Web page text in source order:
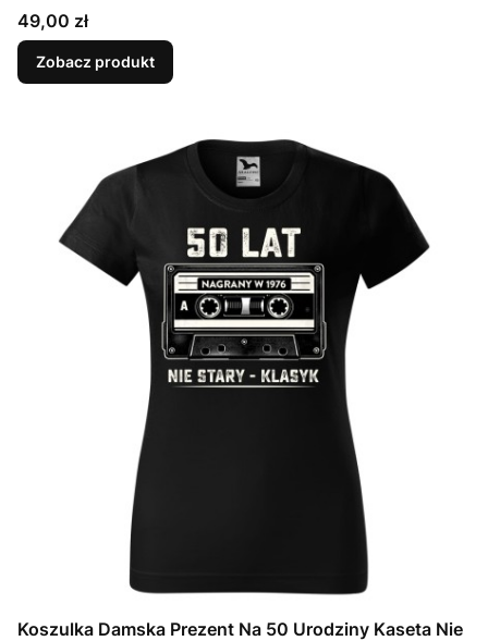
Cena
49,00 zł
Zobacz produkt
Koszulka Damska Prezent Na 50 Urodziny Kaseta Nie